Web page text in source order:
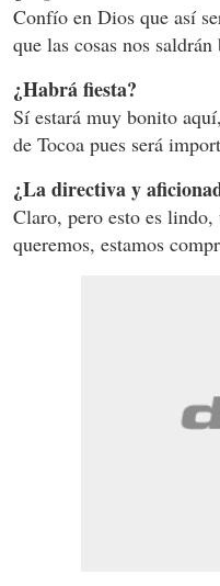
Confío en Dios que así
que las cosas nos saldrán
¿Habrá fiesta?
Sí estará muy bonito
de Tocoa pues será
¿La directiva y
Claro, pero esto es
queremos, estamos